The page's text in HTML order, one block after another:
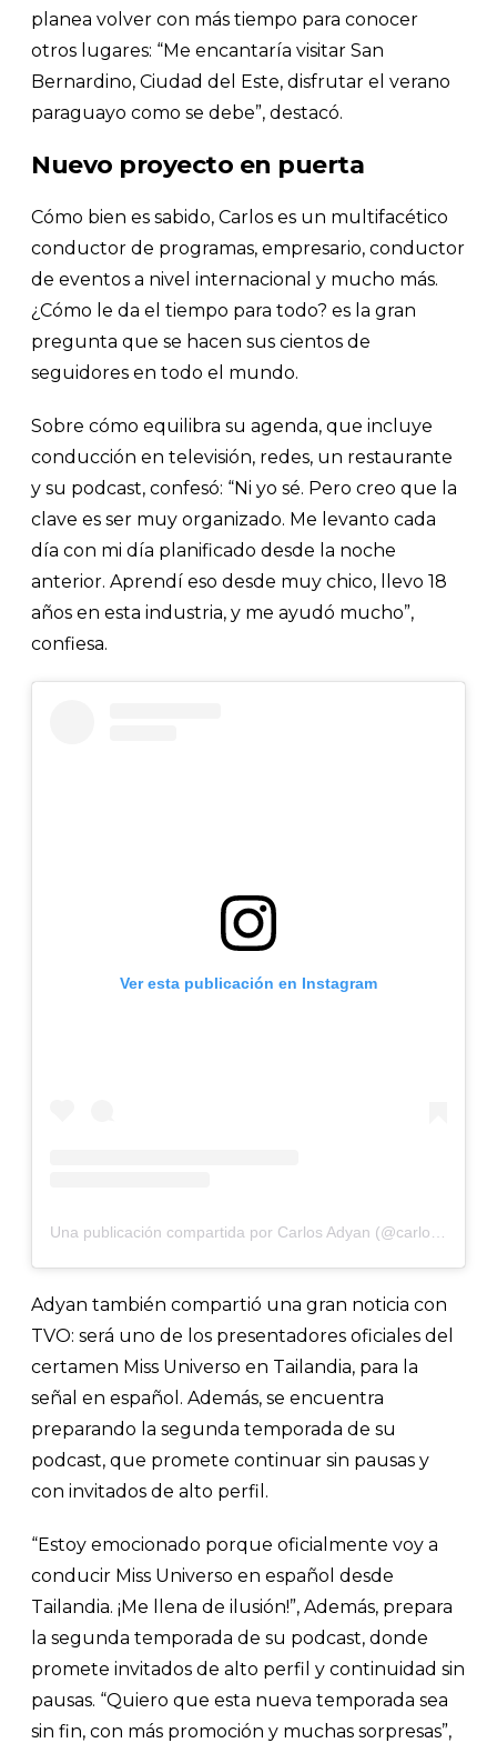
planea volver con más tiempo para conocer
otros lugares: “Me encantaría visitar San
Bernardino, Ciudad del Este, disfrutar el verano
paraguayo como se debe”, destacó.
Nuevo proyecto en puerta
Cómo bien es sabido, Carlos es un multifacético
conductor de programas, empresario, conductor
de eventos a nivel internacional y mucho más.
¿Cómo le da el tiempo para todo? es la gran
pregunta que se hacen sus cientos de
seguidores en todo el mundo.
Sobre cómo equilibra su agenda, que incluye
conducción en televisión, redes, un restaurante
y su podcast, confesó: “Ni yo sé. Pero creo que la
clave es ser muy organizado. Me levanto cada
día con mi día planificado desde la noche
anterior. Aprendí eso desde muy chico, llevo 18
años en esta industria, y me ayudó mucho”,
confiesa.
Ver esta publicación en Instagram
Adyan también compartió una gran noticia con
TVO: será uno de los presentadores oficiales del
certamen Miss Universo en Tailandia, para la
señal en español. Además, se encuentra
preparando la segunda temporada de su
podcast, que promete continuar sin pausas y
con invitados de alto perfil.
“Estoy emocionado porque oficialmente voy a
conducir Miss Universo en español desde
Tailandia. ¡Me llena de ilusión!”, Además, prepara
la segunda temporada de su podcast, donde
promete invitados de alto perfil y continuidad sin
pausas. “Quiero que esta nueva temporada sea
sin fin, con más promoción y muchas sorpresas”,